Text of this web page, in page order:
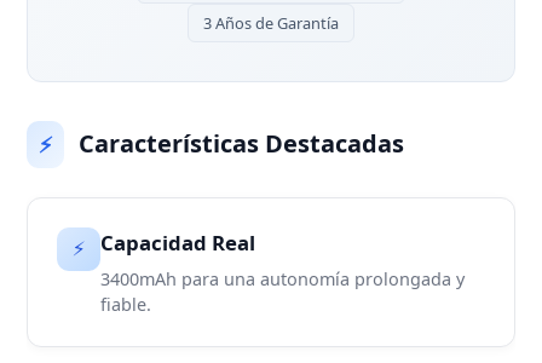
3 Años de Garantía
⚡ Características Destacadas
⚡ Capacidad Real
3400mAh para una autonomía prolongada y
fiable.